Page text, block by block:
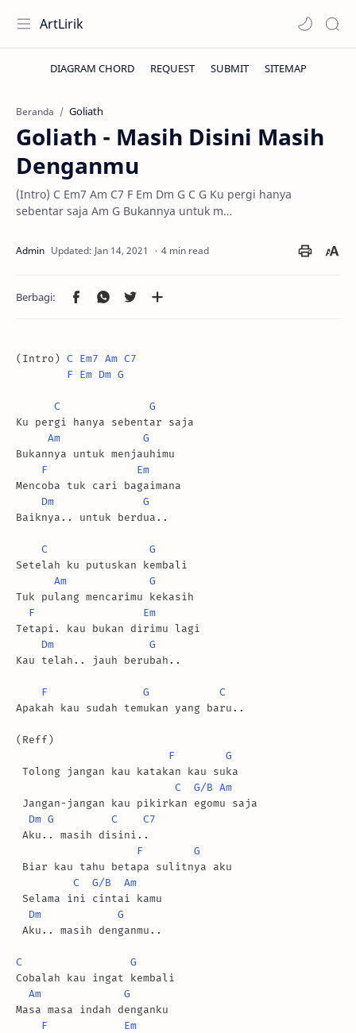
ArtLirik
Beranda Goliath
Goliath - Masih Disini Masih
Denganmu
(Intro) C Em7 Am C7 F Em Dm G C G Ku pergi hanya
sebentar saja Am G Bukannya untuk m…
4 min read
(Intro) C Em7 Am C7
F
Em Dm G
C
G
Ku pergi hanya sebentar saja
Am
G
Bukannya untuk menjauhimu
F
Em
Mencoba tuk cari bagaimana
Dm
G
Baiknya.. untuk berdua..
C
G
Setelah ku putuskan kembali
Am
G
Tuk pulang mencarimu kekasih
F
Em
Tetapi. kau bukan dirimu lagi
Dm
G
Kau telah.. jauh berubah..
F G
C
Apakah kau sudah temukan yang baru..
(Reff)
F
G
Tolong jangan kau katakan kau suka
C
G/B Am
Jangan-jangan kau pikirkan egomu saja
Dm G C
C7
Aku.. masih disini..
F
G
Biar kau tahu betapa sulitnya aku
C
G/B
Am
Selama ini cintai kamu
Dm
G
Aku.. masih denganmu..
C
G
Cobalah kau ingat kembali
Am
G
Masa masa indah denganku
F
Em